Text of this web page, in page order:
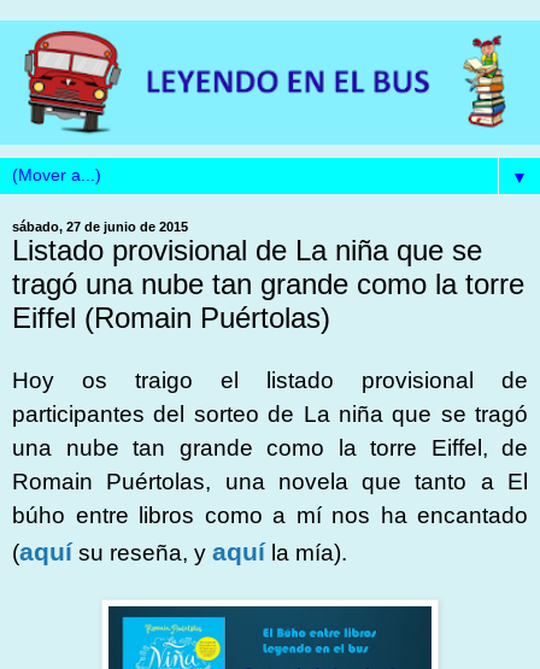
▼
sábado, 27 de junio de 2015
Listado provisional de La niña que se
tragó una nube tan grande como la torre
Eiffel (Romain Puértolas)
Hoy os traigo el listado provisional de
participantes del sorteo de La niña que se tragó
una nube tan grande como la torre Eiffel, de
Romain Puértolas, una novela que tanto a El
búho entre libros como a mí nos ha encantado
(aquísu reseña, y aquíla mía).